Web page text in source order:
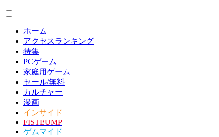
ホーム
アクセスランキング
特集
PCゲーム
家庭用ゲーム
セール/無料
カルチャー
漫画
インサイド
FISTBUMP
ゲムマイド